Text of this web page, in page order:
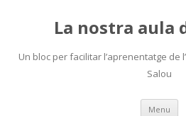
La nostra aula
Un bloc per facilitar l’aprenentatge de
Salou
Menu